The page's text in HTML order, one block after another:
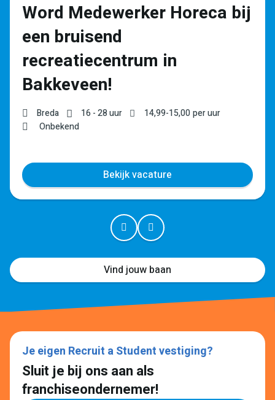
Word Medewerker Horeca bij
een bruisend
recreatiecentrum in
Bakkeveen!
Breda 16 - 28 uur 14,99-15,00per uur
Onbekend
Bekijk vacature
Vind jouw baan
Je eigen Recruit a Student vestiging?
Sluit je bij ons aan als
franchiseondernemer!